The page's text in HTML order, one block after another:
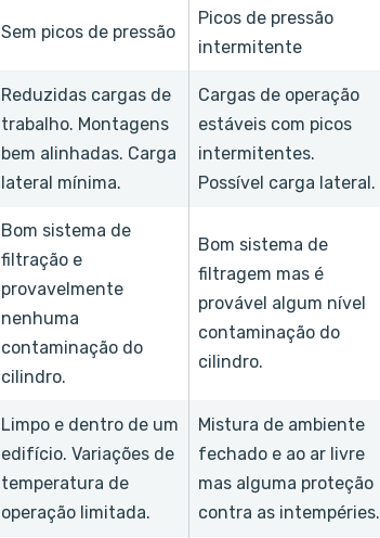
Sem picos de pressão
Picos de pressão
intermitente
Reduzidas cargas de
trabalho. Montagens
bem alinhadas. Carga
lateral mínima.
Cargas de operação
estáveis com picos
intermitentes.
Possível carga lateral.
Bom sistema de
filtração e
provavelmente
nenhuma
contaminação do
cilindro.
Bom sistema de
filtragem mas é
provável algum nível
contaminação do
cilindro.
Limpo e dentro de um
edifício. Variações de
temperatura de
operação limitada.
Mistura de ambiente
fechado e ao ar livre
mas alguma proteção
contra as intempéries.